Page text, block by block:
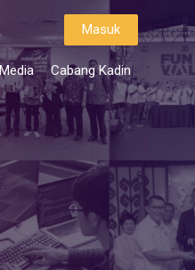
Masuk
Cabang Kadin